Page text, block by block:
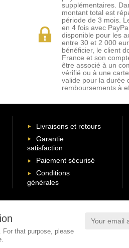
supplémentaires.
montant total est
période de 3 mois.
en 4 fois avec
disponible pour les
entre 30 et 2 000
bénéficier, le client
France et son
être associé à un
vérifié ou à une
valide pour la durée
remboursements à
Livraisons et retours
Garantie
satisfaction
Paiement sécurisé
Conditions
générales
For that purpose, please